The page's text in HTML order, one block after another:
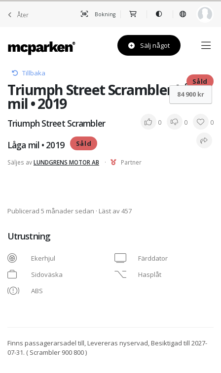
Åter Bokning
Sälj något
Tillbaka
Triumph Street Scrambler Låga
mil • 2019
Såld
Triumph Street Scrambler
Låga mil • 2019
Såld
0 0 0
Säljes avLUNDGRENS MOTOR AB · Partner
84 900 kr
Publicerad 5 månader sedan · Läst av 457
Utrustning
Ekerhjul
Färddator
Sidoväska
Hasplåt
ABS
Finns passagerarsadel till, Levereras nyservad, Besiktigad till 2027-
07-31. ( Scrambler 900 800 )